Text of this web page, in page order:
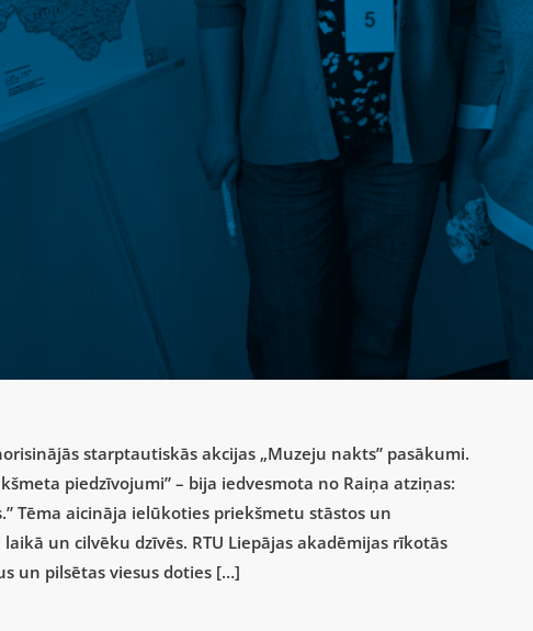
starptautiskās akcijas „Muzeju nakts” pasākumi.
piedzīvojumi” – bija iedvesmota no Raiņa atziņas:
Tēma aicināja ielūkoties priekšmetu stāstos un
un cilvēku dzīvēs. RTU Liepājas akadēmijas rīkotās
un pilsētas viesus doties […]